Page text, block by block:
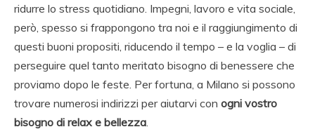
ridurre lo stress quotidiano. Impegni, lavoro e vita sociale,
però, spesso si frappongono tra noi e il raggiungimento di
questi buoni propositi, riducendo il tempo – e la voglia – di
perseguire quel tanto meritato bisogno di benessere che
proviamo dopo le feste. Per fortuna, a Milano si possono
trovare numerosi indirizzi per aiutarvi con ogni vostro
bisogno di relax e bellezza